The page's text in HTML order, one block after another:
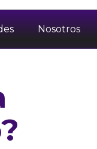
Nosotros